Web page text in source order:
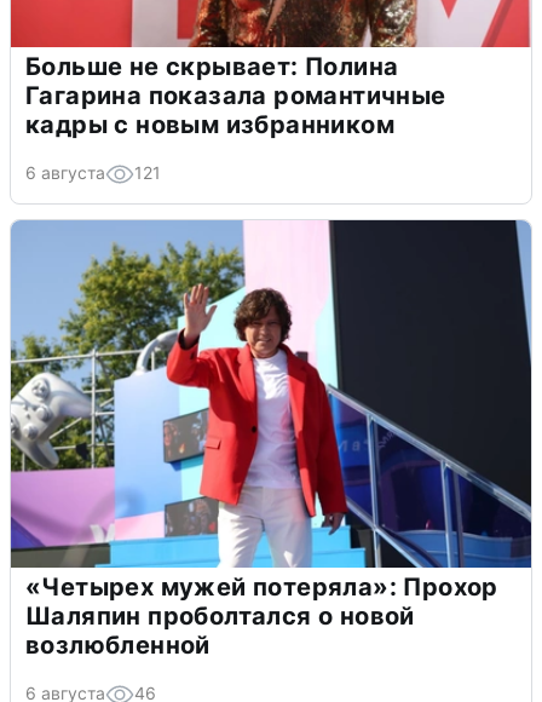
Больше не скрывает: Полина
Гагарина показала романтичные
кадры с новым избранником
6 августа 121
«Четырех мужей потеряла»: Прохор
Шаляпин проболтался о новой
возлюбленной
6 августа 46